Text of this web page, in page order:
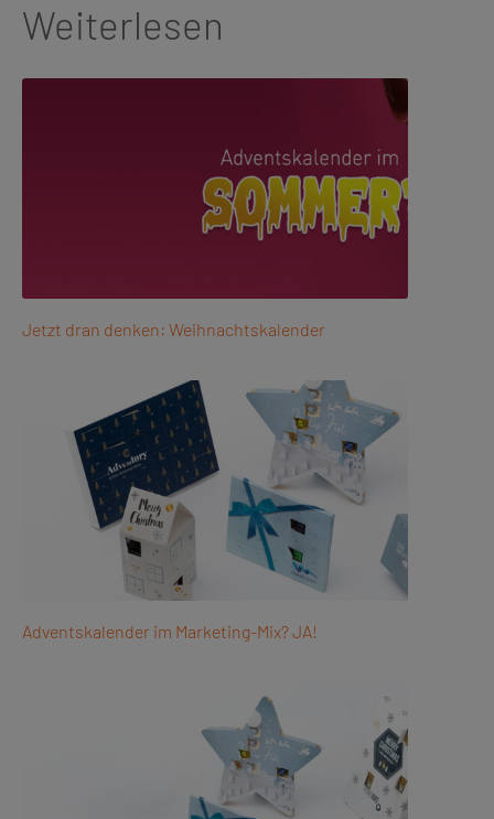
Weiterlesen
Jetzt dran denken: Weihnachtskalender
Adventskalender im Marketing-Mix? JA!